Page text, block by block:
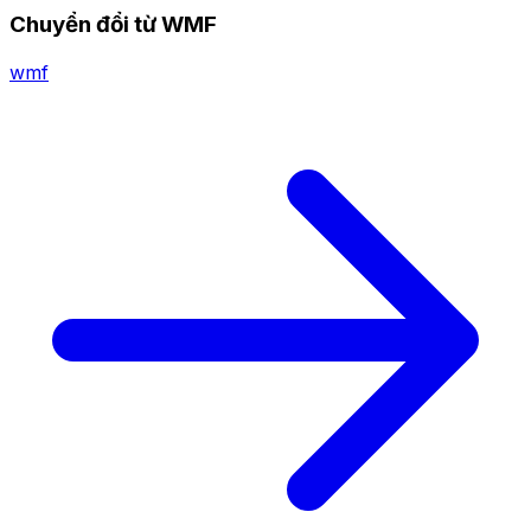
Chuyển đổi từ WMF
wmf